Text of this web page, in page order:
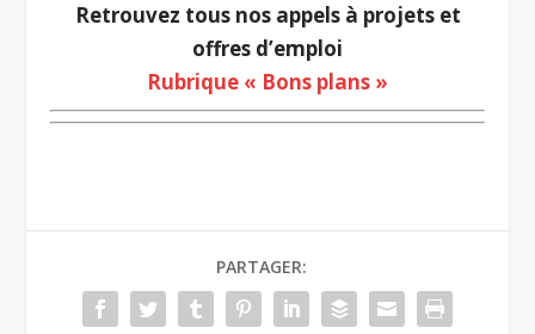
Retrouvez tous nos appels à projets et
offres d’emploi
Rubrique « Bons plans »
PARTAGER: